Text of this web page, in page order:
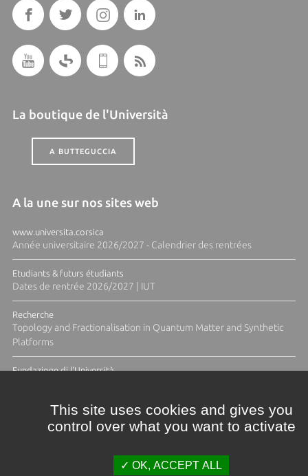
La boutique de l'Università
A BUTTEGUCCIA
A la une sur nos sites web
www.universita.corsica
Année universitaire 2026/2027 - Calendrier des rentrées
Etudiants & futurs étudiants
Dates de rentrée 2026/2027 | IUT
Recherche
Topology and Fractionalisation in Quantum Matter and Synthetic
Platforms
Fundazione di l'Università
This site uses cookies and gives you
control over what you want to activate
OK, ACCEPT ALL